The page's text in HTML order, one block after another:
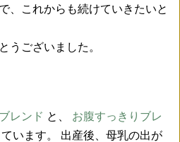
、これからも続けていきたいと
うございました。
レンド と、 お腹すっきりブレ
います。 出産後、母乳の出が